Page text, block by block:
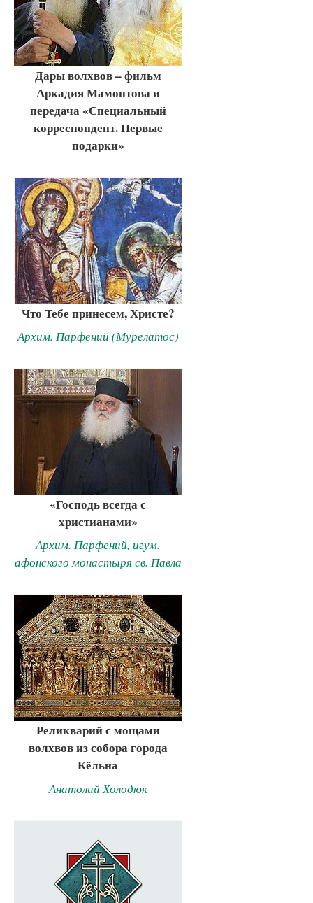
Дары волхвов – фильм
Аркадия Мамонтова и
передача «Специальный
корреспондент. Первые
подарки»
Что Тебе принесем, Христе?
Архим. Парфений (Мурелатос)
«Господь всегда с
христианами»
Архим. Парфений, игум.
афонского монастыря св. Павла
Реликварий с мощами
волхвов из собора города
Кёльна
Анатолий Холодюк